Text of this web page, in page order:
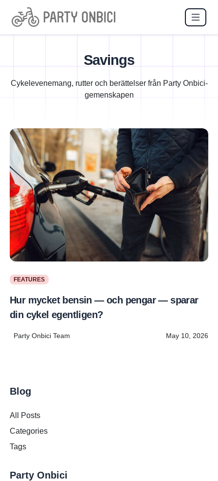
Savings
Cykelevenemang, rutter och berättelser från Party Onbici-
gemenskapen
FEATURES
Hur mycket bensin — och pengar — sparar
din cykel egentligen?
Party Onbici Team May 10, 2026
Blog
All Posts
Categories
Tags
Party Onbici